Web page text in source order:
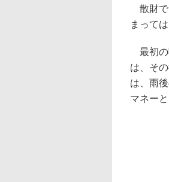
散財で
まって
最初の
は、そ
は、雨
マネー